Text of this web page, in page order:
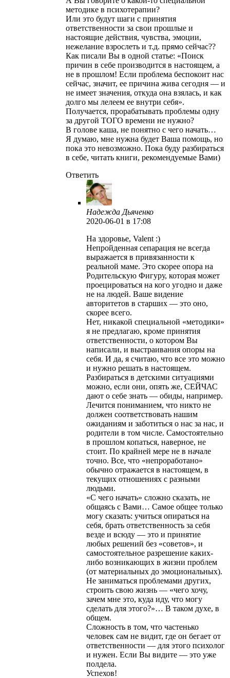
методике в психотерапии?
Или это будут шаги с принятия
ответственности за свои прошлые и
настоящие действия, чувства, эмоции,
нежелание взрослеть и т.д. прямо сейчас??
Как писали Вы в одной статье: «Поиск
причин в себе производится в настоящем, а
не в прошлом! Если проблема беспокоит нас
сейчас, значит, ее причина жива сегодня — и
не имеет значения, откуда она взялась, и как
долго мы лелеем ее внутри себя».
Получается, прорабатывать проблемы одну
за другой ТОГО времени не нужно?
В голове каша, не понятно с чего начать…
Я думаю, мне нужна будет Ваша помощь, но
пока это невозможно. Пока буду разбираться
в себе, читать книги, рекомендуемые Вами)
Ответить
Надежда Дьяченко
2020-06-01 в 17:08
На здоровье, Valent :)
Непройденная сепарация не всегда
выражается в привязанности к
реальной маме. Это скорее опора на
Родительскую Фигуру, которая может
проецироваться на кого угодно и даже
не на людей. Ваше видение
авторитетов в старших — это оно,
скорее всего.
Нет, никакой специальной «методики»
я не предлагаю, кроме принятия
ответственности, о котором Вы
написали, и выстраивания опоры на
себя. И да, я считаю, что все это можно
и нужно решать в настоящем.
Разбираться в детскими ситуациями
можно, если они, опять же, СЕЙЧАС
дают о себе знать — обиды, например.
Лечится пониманием, что никто не
должен соответствовать нашим
ожиданиям и заботиться о нас за нас, и
родители в том числе. Самостоятельно
в прошлом копаться, наверное, не
стоит. По крайней мере не в начале
точно. Все, что «непроработано»
обычно отражается в настоящем, в
текущих отношениях с разными
людьми.
«С чего начать» сложно сказать, не
общаясь с Вами… Самое общее только
могу сказать: учиться опираться на
себя, брать ответственность за себя
везде и всюду — это и принятие
любых решений без «советов», и
самостоятельное разрешение каких-
либо возникающих в жизни проблем
(от материальных до эмоциональных).
Не заниматься проблемами других,
строить свою жизнь — «чего хочу,
зачем мне это, куда иду, что могу
сделать для этого?»… В таком духе, в
общем.
Сложность в том, что частенько
человек сам не видит, где он бегает от
ответственности — для этого психолог
и нужен. Если Вы видите — это уже
полдела.
Успехов!